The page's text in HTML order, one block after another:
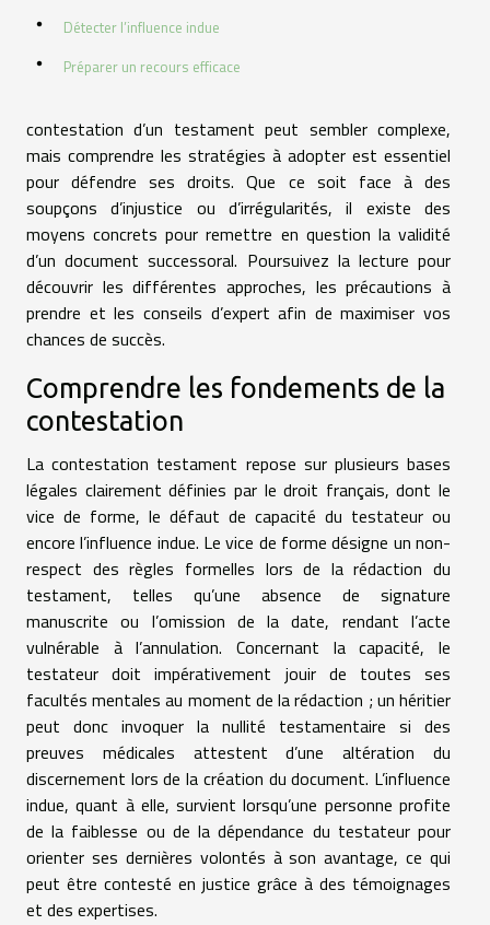
Détecter l’influence indue
Préparer un recours efficace
contestation d’un testament peut sembler complexe,
mais comprendre les stratégies à adopter est essentiel
pour défendre ses droits. Que ce soit face à des
soupçons d’injustice ou d’irrégularités, il existe des
moyens concrets pour remettre en question la validité
d’un document successoral. Poursuivez la lecture pour
découvrir les différentes approches, les précautions à
prendre et les conseils d’expert afin de maximiser vos
chances de succès.
Comprendre les fondements de la
contestation
La contestation testament repose sur plusieurs bases
légales clairement définies par le droit français, dont le
vice de forme, le défaut de capacité du testateur ou
encore l’influence indue. Le vice de forme désigne un non-
respect des règles formelles lors de la rédaction du
testament, telles qu’une absence de signature
manuscrite ou l’omission de la date, rendant l’acte
vulnérable à l’annulation. Concernant la capacité, le
testateur doit impérativement jouir de toutes ses
facultés mentales au moment de la rédaction ; un héritier
peut donc invoquer la nullité testamentaire si des
preuves médicales attestent d’une altération du
discernement lors de la création du document. L’influence
indue, quant à elle, survient lorsqu’une personne profite
de la faiblesse ou de la dépendance du testateur pour
orienter ses dernières volontés à son avantage, ce qui
peut être contesté en justice grâce à des témoignages
et des expertises.